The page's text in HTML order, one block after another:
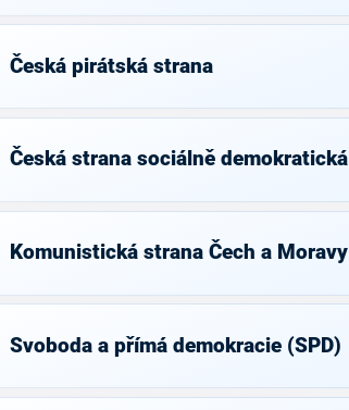
Česká pirátská strana
Česká strana sociálně demokratická
Komunistická strana Čech a Moravy
Svoboda a přímá demokracie (SPD)